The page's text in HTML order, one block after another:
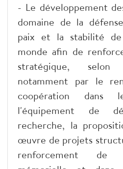
- Le développement
domaine de la
paix et la stabilité
monde afin de
stratégique,
notamment par le
coopération dans
l'équipement de
recherche, la
œuvre de projets
renforcement de